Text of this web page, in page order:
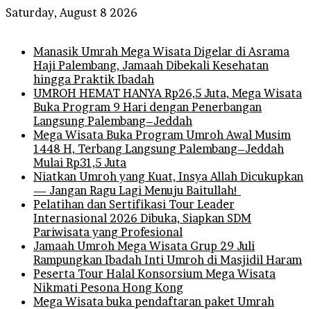
Saturday, August 8 2026
Manasik Umrah Mega Wisata Digelar di Asrama
Haji Palembang, Jamaah Dibekali Kesehatan
hingga Praktik Ibadah
UMROH HEMAT HANYA Rp26,5 Juta, Mega Wisata
Buka Program 9 Hari dengan Penerbangan
Langsung Palembang–Jeddah
Mega Wisata Buka Program Umroh Awal Musim
1448 H, Terbang Langsung Palembang–Jeddah
Mulai Rp31,5 Juta
Niatkan Umroh yang Kuat, Insya Allah Dicukupkan
— Jangan Ragu Lagi Menuju Baitullah!
Pelatihan dan Sertifikasi Tour Leader
Internasional 2026 Dibuka, Siapkan SDM
Pariwisata yang Profesional
Jamaah Umroh Mega Wisata Grup 29 Juli
Rampungkan Ibadah Inti Umroh di Masjidil Haram
Peserta Tour Halal Konsorsium Mega Wisata
Nikmati Pesona Hong Kong
Mega Wisata buka pendaftaran paket Umrah